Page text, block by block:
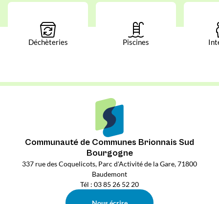
Déchèteries Piscines
Communauté de Communes Brionnais Sud
Bourgogne
337 rue des Coquelicots, Parc d'Activité de la Gare, 71800
Baudemont
Tél : 03 85 26 52 20